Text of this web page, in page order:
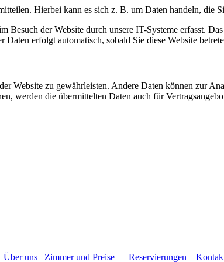
Über uns Zimmer und PreiseReservierungen